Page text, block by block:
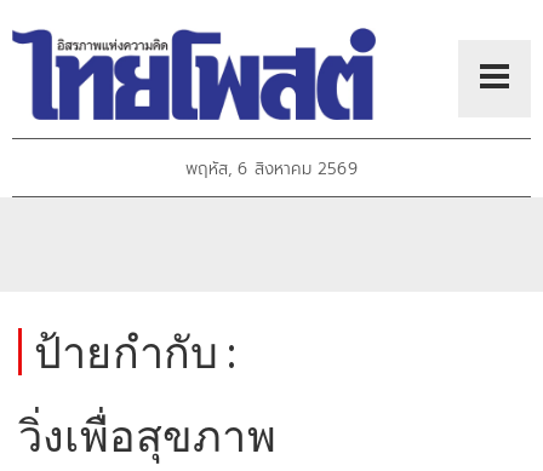
พฤหัส, 6 สิงหาคม 2569
ป้ายกำกับ :
วิ่งเพื่อสุขภาพ